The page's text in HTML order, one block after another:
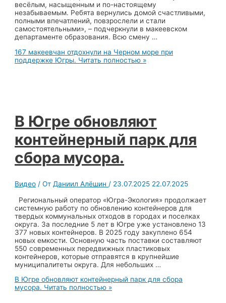
весёлым, насыщенным и по-настоящему
незабываемым. Ребята вернулись домой счастливыми,
полными впечатлений, повзрослели и стали
самостоятельными», – подчеркнули в макеевском
департаменте образования. Всю смену …
167 макеевчан отдохнули на Черном море при
поддержке Югры. Читать полностью »
В Югре обновляют
контейнерный парк для
сбора мусора.
Видео / От Даниил Алёшин / 23.07.2025 22.07.2025
Региональный оператор «Югра-Экология» продолжает
системную работу по обновлению контейнеров для
твердых коммунальных отходов в городах и поселках
округа. За последние 5 лет в Югре уже установлено 13
377 новых контейнеров. В 2025 году закуплено 654
новых емкости. Основную часть поставки составляют
550 современных передвижных пластиковых
контейнеров, которые отправятся в крупнейшие
муниципалитеты округа. Для небольших …
В Югре обновляют контейнерный парк для сбора
мусора. Читать полностью »